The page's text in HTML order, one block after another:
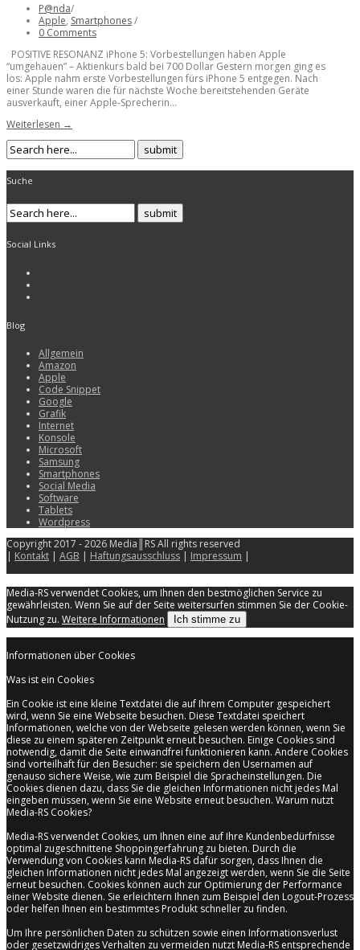
P@nda/
Apple, Smartphones/
0 Comments
POSITIVE RESONANZ iPhone 5: Vorbestellungen haben Apple
“umgehauen” – Aktienkurs bald bei 700 Dollar Gestern morgen ging es
los: Apple nahm erste Vorbestellungen fürs iPhone 5 entgegen. Nach
einer Stunde waren die für nächste Woche bereitstehenden Geräte
ausverkauft, einer Apple-Sprecherin...
Weiterlesen →
Suche
Social Links
Blog
Allgemein
Amazon
Apple
Code Snippet
Google
Grafik
Internet
Konsole
Microsoft
Samsung
Smartphones
Social Media
Software
Tablets
Wordpress
Copyright 2017 - 2026 Media║RS All rights reserved
| Kontakt | AGB | Haftungsausschluss | Impressum |
Media-RS verwendet Cookies, um Ihnen den bestmöglichen Service zu
gewährleisten. Wenn Sie auf der Seite weitersurfen stimmen Sie der Cookie-
Nutzung zu. Weitere Informationen Ich stimme zu
Informationen über Cookies
Was ist ein Cookies
Ein Cookie ist eine kleine Textdatei die auf Ihrem Computer gespeichert
wird, wenn Sie eine Webseite besuchen. Diese Textdatei speichert
Informationen, welche von der Webseite gelesen werden können, wenn Sie
diese zu einem späteren Zeitpunkt erneut besuchen. Einige Cookies sind
notwendig, damit die Seite einwandfrei funktionieren kann. Andere Cookies
sind vorteilhaft für den Besucher: sie speichern den Usernamen auf
genauso sichere Weise, wie zum Beispiel die Spracheinstellungen. Die
Cookies dienen dazu, dass Sie die gleichen Informationen nicht jedes Mal
eingeben müssen, wenn Sie eine Website erneut besuchen. Warum nutzt
Media-RS Cookies?
Media-RS verwendet Cookies, um Ihnen eine auf Ihre Kundenbedürfnisse
optimal zugeschnittene Shoppingerfahrung zu bieten. Durch die
Verwendung von Cookies kann Media-RS dafür sorgen, dass Ihnen die
gleichen Informationen nicht jedes Mal angezeigt werden, wenn Sie die Seite
erneut besuchen. Cookies können auch zur Optimierung der Performance
einer Website dienen. Sie erleichtern Ihnen zum Beispiel den Logout-Prozess
oder helfen Ihnen ein bestimmtes Produkt schneller zu finden.
Um Ihre persönlichen Daten zu schützen sowie einen Informationsverlust
oder gesetzwidriges Verhalten zu vermeiden nutzt Media-RS entsprechende